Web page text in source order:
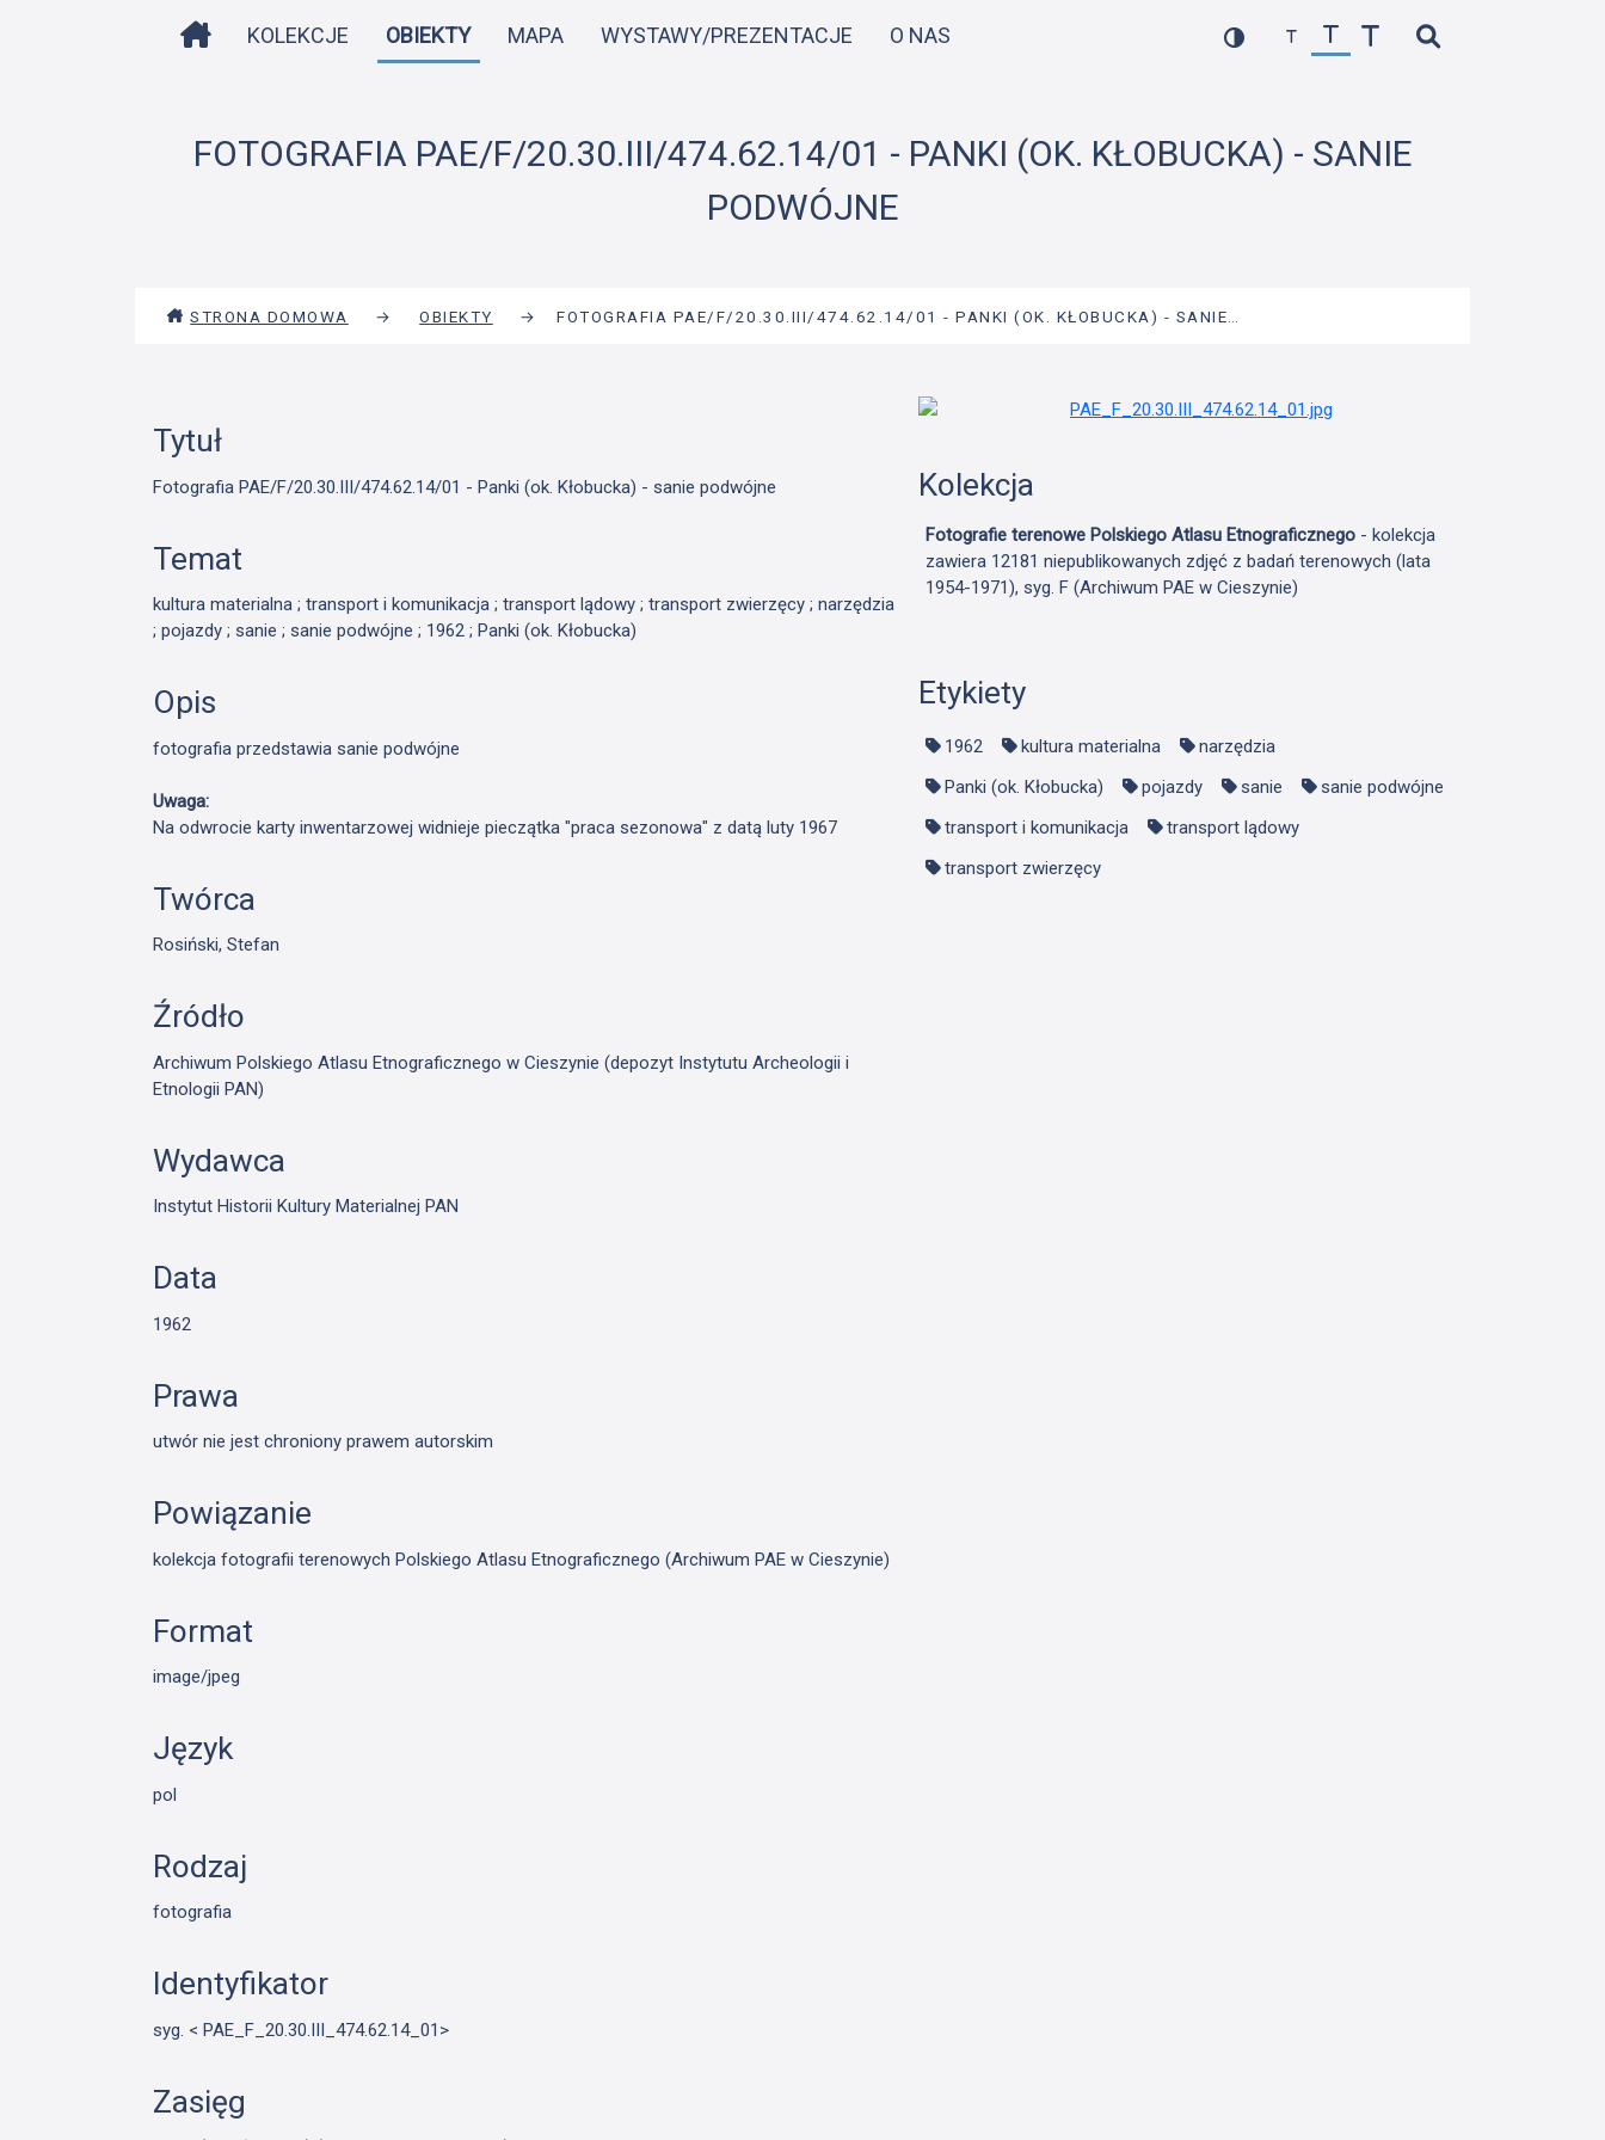
do
STRONA DOMOWA
KOLEKCJE OBIEKTY MAPA WYSTAWY/PREZENTACJE O NAS
FOTOGRAFIA PAE/F/20.30.III/474.62.14/01 - PANKI (OK. KŁOBUCKA) - SANIE
PODWÓJNE
STRONA DOMOWA → OBIEKTY → FOTOGRAFIA PAE/F/20.30.III/474.62.14/01 - PANKI (OK. KŁOBUCKA) - SANIE…
Tytuł
Fotografia PAE/F/20.30.III/474.62.14/01 - Panki (ok. Kłobucka) - sanie podwójne
Temat
kultura materialna ; transport i komunikacja ; transport lądowy ; transport zwierzęcy ; narzędzia
; pojazdy ; sanie ; sanie podwójne ; 1962 ; Panki (ok. Kłobucka)
Opis
fotografia przedstawia sanie podwójne
Uwaga:
Na odwrocie karty inwentarzowej widnieje pieczątka "praca sezonowa" z datą luty 1967
Twórca
Rosiński, Stefan
Źródło
Archiwum Polskiego Atlasu Etnograficznego w Cieszynie (depozyt Instytutu Archeologii i
Etnologii PAN)
Wydawca
Instytut Historii Kultury Materialnej PAN
Data
1962
Prawa
utwór nie jest chroniony prawem autorskim
Powiązanie
kolekcja fotografii terenowych Polskiego Atlasu Etnograficznego (Archiwum PAE w Cieszynie)
Format
image/jpeg
Język
pol
Rodzaj
fotografia
Identyfikator
syg. < PAE_F_20.30.III_474.62.14_01>
Zasięg
Kolekcja
Fotografie terenowe Polskiego Atlasu Etnograficznego- kolekcja
zawiera 12181 niepublikowanych zdjęć z badań terenowych (lata
1954-1971), syg. F (Archiwum PAE w Cieszynie)
Etykiety
1962 kultura materialna
narzędzia
Panki (ok. Kłobucka)
pojazdy sanie
sanie podwójne
transport i komunikacja
transport lądowy
transport zwierzęcy